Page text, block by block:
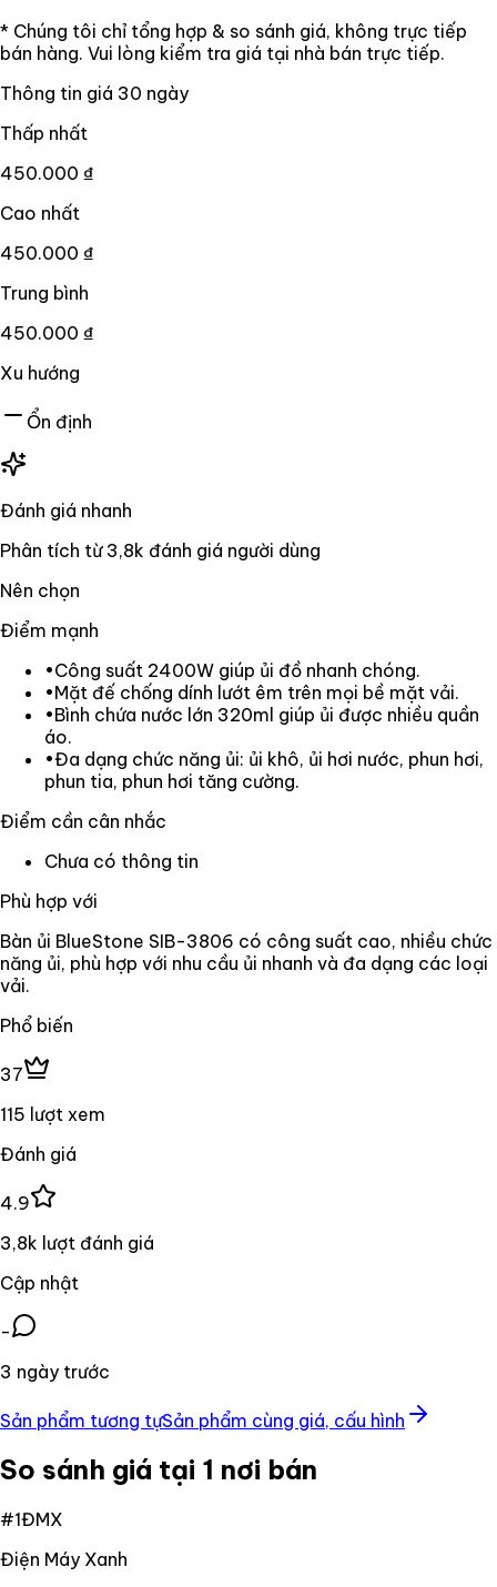
* Chúng tôi chỉ tổng hợp & so sánh giá, không trực tiếp
bán hàng. Vui lòng kiểm tra giá tại nhà bán trực tiếp.
Thông tin giá 30 ngày
Thấp nhất
450.000 ₫
Cao nhất
450.000 ₫
Trung bình
450.000 ₫
Xu hướng
Ổn định
Đánh giá nhanh
Phân tích từ 3,8k đánh giá người dùng
Nên chọn
Điểm mạnh
•Công suất 2400W giúp ủi đồ nhanh chóng.
•Mặt đế chống dính lướt êm trên mọi bề mặt vải.
•Bình chứa nước lớn 320ml giúp ủi được nhiều quần
áo.
•Đa dạng chức năng ủi: ủi khô, ủi hơi nước, phun hơi,
phun tia, phun hơi tăng cường.
Điểm cần cân nhắc
Chưa có thông tin
Phù hợp với
Bàn ủi BlueStone SIB-3806 có công suất cao, nhiều chức
năng ủi, phù hợp với nhu cầu ủi nhanh và đa dạng các loại
vải.
Phổ biến
37
115 lượt xem
Đánh giá
4.9
3,8k lượt đánh giá
Cập nhật
-
3 ngày trước
Sản phẩm tương tựSản phẩm cùng giá, cấu hình
So sánh giá tại 1 nơi bán
#1ĐMX
Điện Máy Xanh